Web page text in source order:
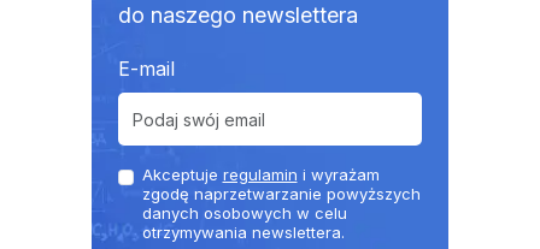
do naszego newslettera
E-mail
Akceptuje regulamin i wyrażam
zgodę naprzetwarzanie powyższych
danych osobowych w celu
otrzymywania newslettera.